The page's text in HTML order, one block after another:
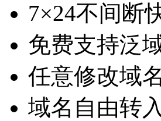
7×24不间断
免费支持泛
任意修改域
域名自由转